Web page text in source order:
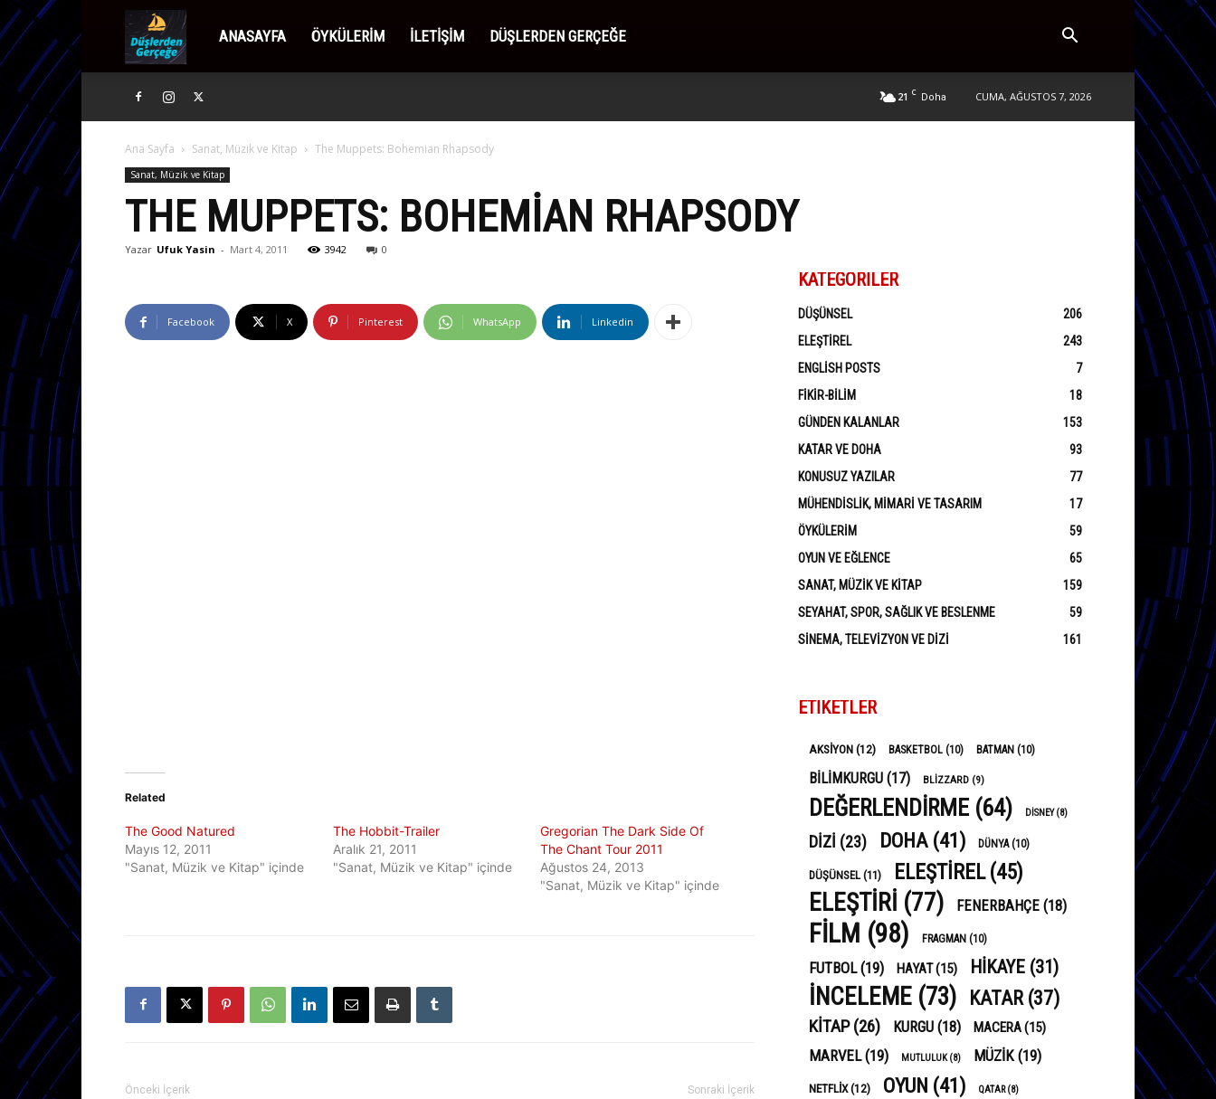
Düşlerden
ANASAYFA ÖYKÜLERIM İLETIŞIM DÜŞLERDEN GERÇEĞE
21 C Doha CUMA, AĞUSTOS 7, 2026
Ana Sayfa Sanat, Müzik ve Kitap The Muppets: Bohemian Rhapsody
Sanat, Müzik ve Kitap
THE MUPPETS: BOHEMIAN RHAPSODY
Yazar Ufuk Yasin - Mart 4, 2011 3942 0
Facebook X Pinterest WhatsApp Linkedin
Related
The Good Natured
Mayıs 12, 2011
"Sanat, Müzik ve Kitap" içinde
The Hobbit-Trailer
Aralık 21, 2011
"Sanat, Müzik ve Kitap" içinde
Gregorian The Dark Side Of
The Chant Tour 2011
Ağustos 24, 2013
"Sanat, Müzik ve Kitap" içinde
Önceki İçerik Sonraki İçerik
KATEGORILER
DÜŞÜNSEL
206
ELEŞTIREL
243
ENGLISH POSTS
7
FIKIR-BILIM
18
GÜNDEN KALANLAR
153
KATAR VE DOHA
93
KONUSUZ YAZILAR
77
MÜHENDISLIK, MIMARI VE TASARIM
17
ÖYKÜLERIM
59
OYUN VE EĞLENCE
65
SANAT, MÜZIK VE KITAP
159
SEYAHAT, SPOR, SAĞLIK VE BESLENME
59
SINEMA, TELEVIZYON VE DIZI
161
ETIKETLER
AKSIYON(12) BASKETBOL (10) BATMAN (10)
BILIMKURGU (17) BLIZZARD (9)
DEĞERLENDIRME (64) DISNEY(8)
DIZI (23) DOHA (41) DÜNYA(10)
DÜŞÜNSEL(11) ELEŞTIREL(45)
ELEŞTIRI (77) FENERBAHÇE (18)
FILM (98) FRAGMAN (10)
FUTBOL(19) HAYAT(15) HIKAYE (31)
INCELEME (73) KATAR(37)
KITAP(26) KURGU (18) MACERA(15)
MARVEL(19) MUTLULUK(8) MÜZIK(19)
NETFLIX(12) OYUN (41) QATAR(8)